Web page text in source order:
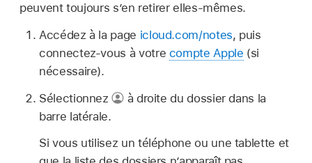
peuvent toujours s’en retirer elles-mêmes.
Accédez à la page icloud.com/notes, puis
connectez-vous à votre compte Apple (si
nécessaire).
Sélectionnez
à droite du dossier dans la
barre latérale.
Si vous utilisez un téléphone ou une tablette et